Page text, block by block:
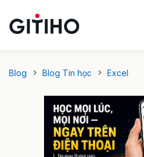
Blog Blog Tin học Excel